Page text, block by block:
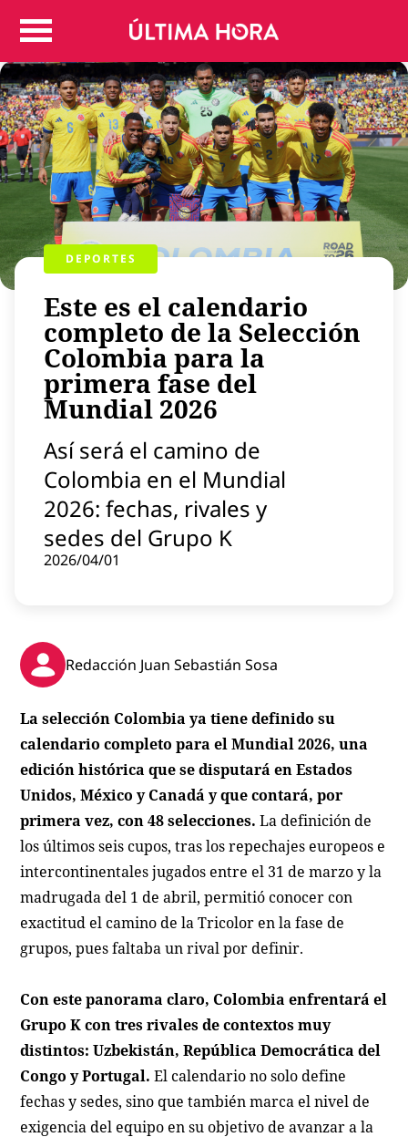
Colombia
Judicial
Politica
Regiones
Deportes
Positivas
Entretenimiento
Vida
Mundo
Virales
Tecnología
Economía
Estilo de vida
Contenido patrocinado
Instagram
DEPORTES
Este es el calendario
completo de la Selección
Colombia para la
primera fase del
Mundial 2026
Así será el camino de
Colombia en el Mundial
2026: fechas, rivales y
sedes del Grupo K
2026/04/01
Redacción Juan Sebastián Sosa
La selección Colombia ya tiene definido su
calendario completo para el Mundial 2026, una
edición histórica que se disputará en Estados
Unidos, México y Canadá y que contará, por
primera vez, con 48 selecciones. La definición de
los últimos seis cupos, tras los repechajes europeos e
intercontinentales jugados entre el 31 de marzo y la
madrugada del 1 de abril, permitió conocer con
exactitud el camino de la Tricolor en la fase de
grupos, pues faltaba un rival por definir.
Con este panorama claro, Colombia enfrentará el
Grupo K con tres rivales de contextos muy
distintos: Uzbekistán, República Democrática del
Congo y Portugal. El calendario no solo define
fechas y sedes, sino que también marca el nivel de
exigencia del equipo en su objetivo de avanzar a la